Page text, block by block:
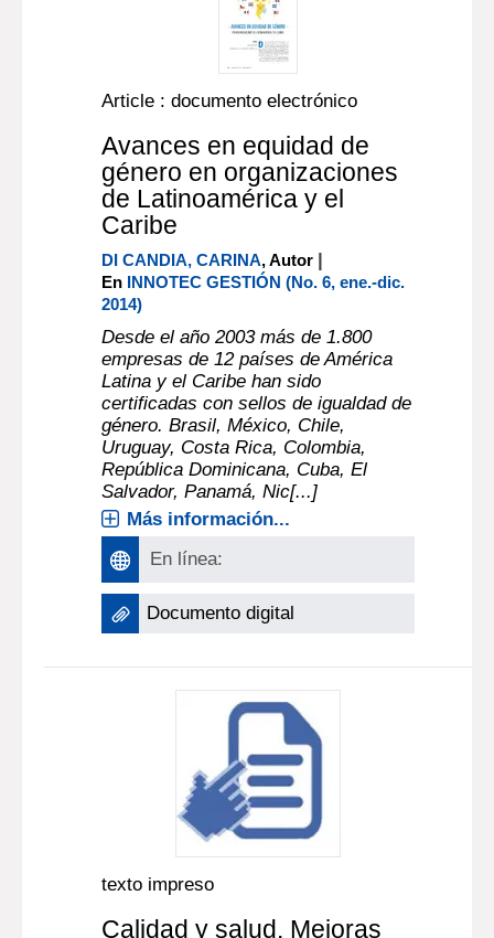
Article : documento electrónico
Avances en equidad de
género en organizaciones
de Latinoamérica y el
Caribe
DI CANDIA, CARINA, Autor |
En INNOTEC GESTIÓN (No. 6, ene.-dic.
2014)
Desde el año 2003 más de 1.800
empresas de 12 países de América
Latina y el Caribe han sido
certificadas con sellos de igualdad de
género. Brasil, México, Chile,
Uruguay, Costa Rica, Colombia,
República Dominicana, Cuba, El
Salvador, Panamá, Nic[...]
Más información...
En línea:
Documento digital
texto impreso
Calidad y salud. Mejoras